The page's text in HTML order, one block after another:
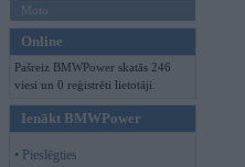
Moto
Online
Pašreiz BMWPower skatās 246
viesi un 0 reģistrēti lietotāji.
Ienākt BMWPower
• Pieslēgties